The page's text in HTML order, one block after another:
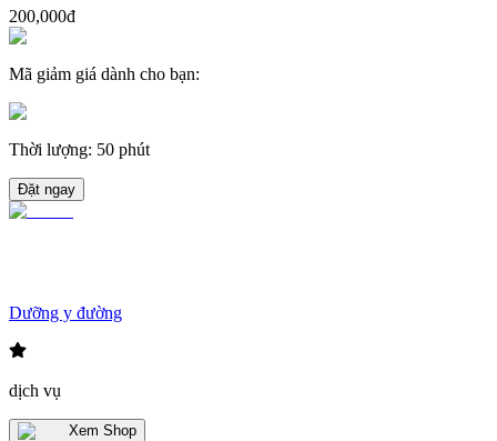
200,000đ
Mã giảm giá dành cho bạn:
Thời lượng: 50 phút
Đặt ngay
Dưỡng y đường
dịch vụ
Xem Shop